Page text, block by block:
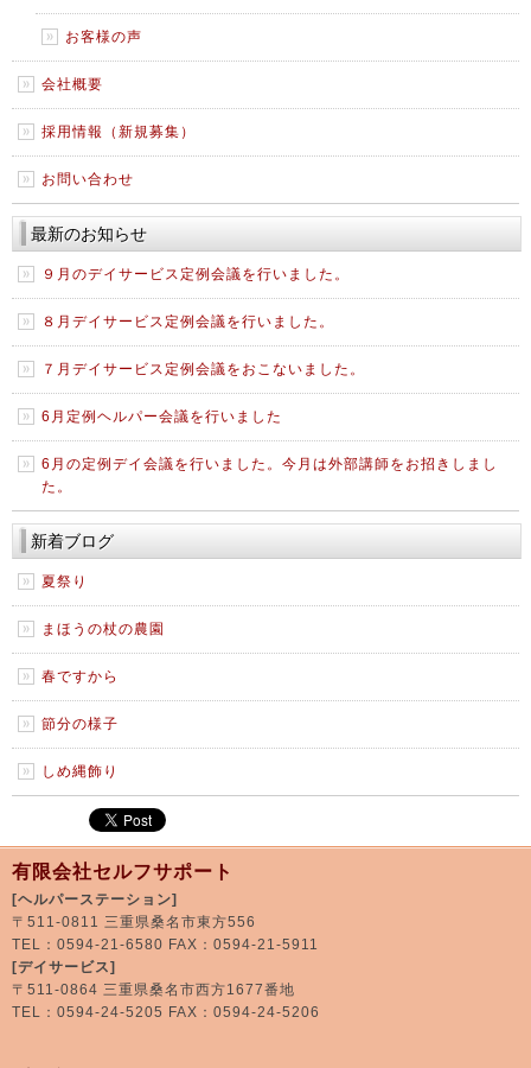
お客様の声
会社概要
採用情報（新規募集）
お問い合わせ
最新のお知らせ
９月のデイサービス定例会議を行いました。
８月デイサービス定例会議を行いました。
７月デイサービス定例会議をおこないました。
6月定例ヘルパー会議を行いました
6月の定例デイ会議を行いました。今月は外部講師をお招きしまし
た。
新着ブログ
夏祭り
まほうの杖の農園
春ですから
節分の様子
しめ縄飾り
有限会社セルフサポート
[ヘルパーステーション]
〒511-0811 三重県桑名市東方556
TEL：0594-21-6580 FAX：0594-21-5911
[デイサービス]
〒511-0864 三重県桑名市西方1677番地
TEL：0594-24-5205 FAX：0594-24-5206